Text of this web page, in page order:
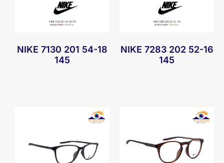
NIKE 7130 201 54-18
145
NIKE 7283 202 52-16
145